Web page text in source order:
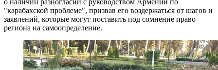
о наличии разногласий с руководством Армении по
"карабахской проблеме", призвав его воздержаться от шагов и
заявлений, которые могут поставить под сомнение право
региона на самоопределение.